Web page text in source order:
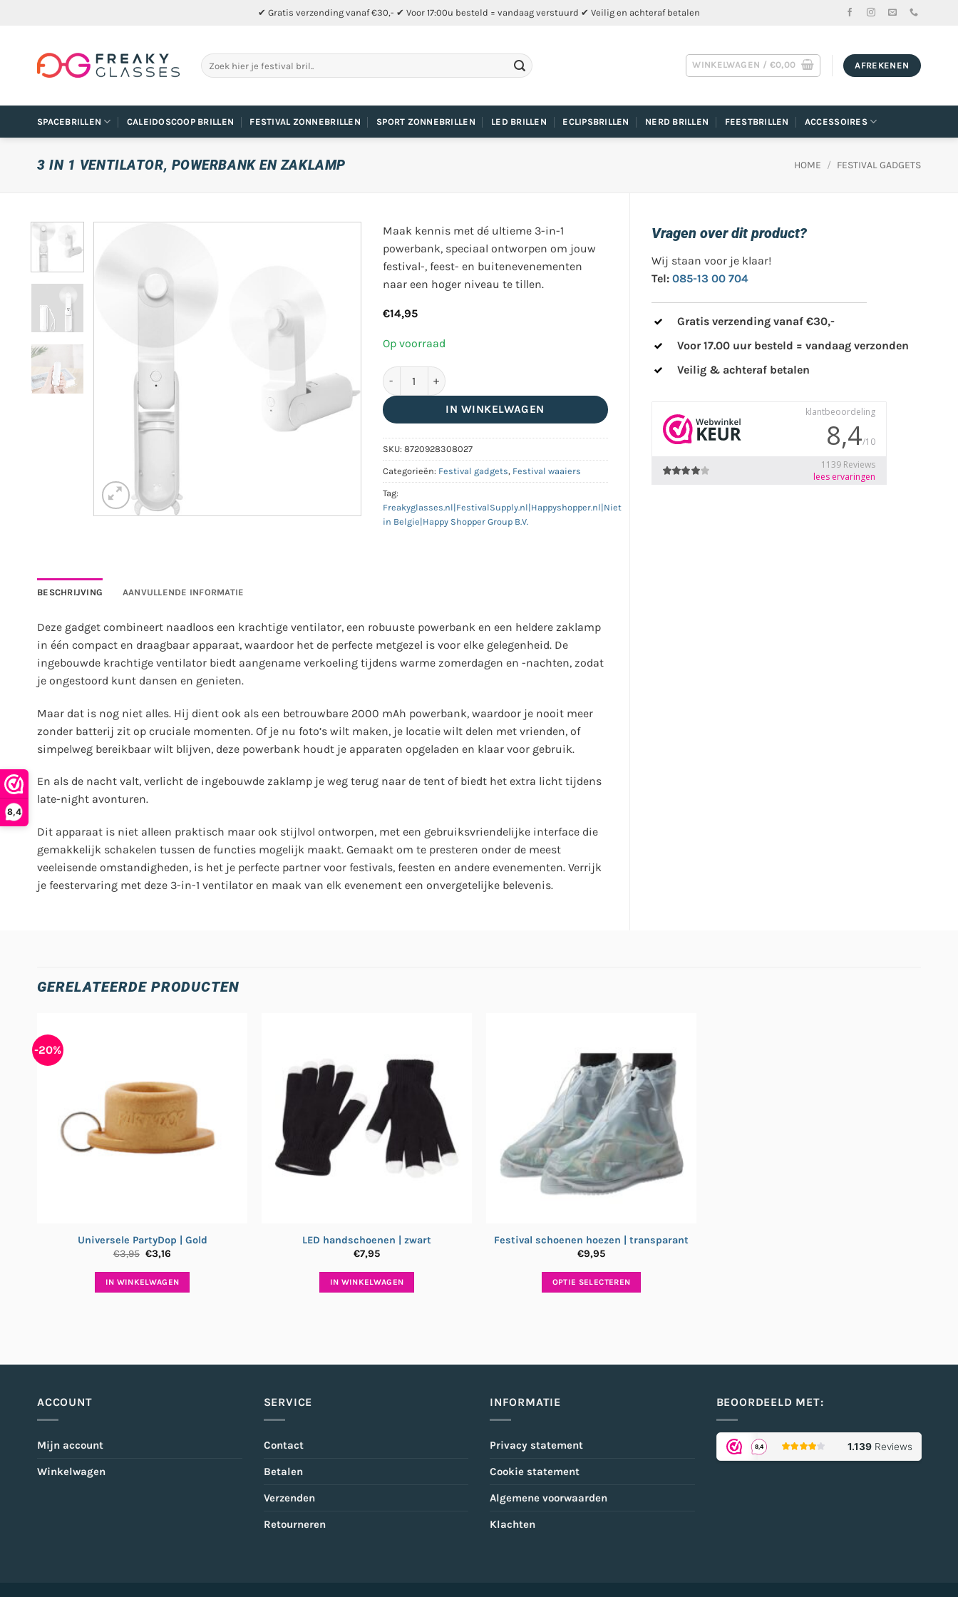
8,4
✔ Gratis verzending vanaf €30,- ✔ Voor 17:00u besteld = vandaag verstuurd ✔ Veilig en achteraf betalen
Zoeken
naar:
WINKELWAGEN / €0,00 AFREKENEN
SPACEBRILLEN CALEIDOSCOOP BRILLEN FESTIVAL ZONNEBRILLEN SPORT ZONNEBRILLEN LED BRILLEN ECLIPSBRILLEN NERD BRILLEN FEESTBRILLEN ACCESSOIRES
3 IN 1 VENTILATOR, POWERBANK EN ZAKLAMP HOME / FESTIVAL GADGETS
Maak kennis met dé ultieme 3-in-1
powerbank, speciaal ontworpen om jouw
festival-, feest- en buitenevenementen
naar een hoger niveau te tillen.
€14,95
Op voorraad
3 in 1 ventilator, powerbank en zaklamp aantal
IN WINKELWAGEN
SKU: 8720928308027
Categorieën: Festival gadgets, Festival waaiers
Tag:
Freakyglasses.nl|FestivalSupply.nl|Happyshopper.nl|Niet
in Belgie|Happy Shopper Group B.V.
BESCHRIJVING AANVULLENDE INFORMATIE
Deze gadget combineert naadloos een krachtige ventilator, een robuuste powerbank en een heldere zaklamp
in één compact en draagbaar apparaat, waardoor het de perfecte metgezel is voor elke gelegenheid. De
ingebouwde krachtige ventilator biedt aangename verkoeling tijdens warme zomerdagen en -nachten, zodat
je ongestoord kunt dansen en genieten.
Maar dat is nog niet alles. Hij dient ook als een betrouwbare 2000 mAh powerbank, waardoor je nooit meer
zonder batterij zit op cruciale momenten. Of je nu foto’s wilt maken, je locatie wilt delen met vrienden, of
simpelweg bereikbaar wilt blijven, deze powerbank houdt je apparaten opgeladen en klaar voor gebruik.
En als de nacht valt, verlicht de ingebouwde zaklamp je weg terug naar de tent of biedt het extra licht tijdens
late-night avonturen.
Dit apparaat is niet alleen praktisch maar ook stijlvol ontworpen, met een gebruiksvriendelijke interface die
gemakkelijk schakelen tussen de functies mogelijk maakt. Gemaakt om te presteren onder de meest
veeleisende omstandigheden, is het je perfecte partner voor festivals, feesten en andere evenementen. Verrijk
je feestervaring met deze 3-in-1 ventilator en maak van elk evenement een onvergetelijke belevenis.
Vragen over dit product?
Wij staan voor je klaar!
Tel: 085-13 00 704
Gratis verzending vanaf €30,-
Voor 17.00 uur besteld = vandaag verzonden
Veilig & achteraf betalen
GERELATEERDE PRODUCTEN
-20%
Universele PartyDop | Gold
€3,95 Oorspronkelijke
was:
€3,95.
€3,16
is:
€3,16.
IN WINKELWAGEN
LED handschoenen | zwart
€7,95
IN WINKELWAGEN
Festival schoenen hoezen | transparant
€9,95
OPTIE SELECTEREN
variaties.
productpagina
ACCOUNT
Mijn account
Winkelwagen
SERVICE
Contact
Betalen
Verzenden
Retourneren
INFORMATIE
Privacy statement
Cookie statement
Algemene voorwaarden
Klachten
BEOORDEELD MET: